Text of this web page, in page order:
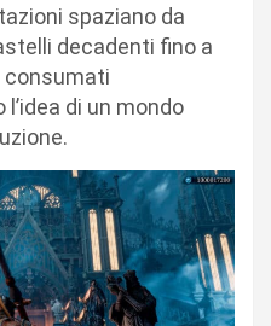
spaziano da
decadenti fino a
di un mondo